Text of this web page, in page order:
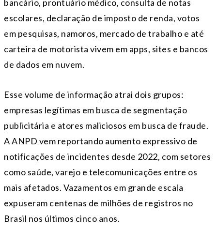
bancário, prontuário médico, consulta de notas
escolares, declaração de imposto de renda, votos
em pesquisas, namoros, mercado de trabalho e até
carteira de motorista vivem em apps, sites e bancos
de dados em nuvem.
Esse volume de informação atrai dois grupos:
empresas legítimas em busca de segmentação
publicitária e atores maliciosos em busca de fraude.
A ANPD vem reportando aumento expressivo de
notificações de incidentes desde 2022, com setores
como saúde, varejo e telecomunicações entre os
mais afetados. Vazamentos em grande escala
expuseram centenas de milhões de registros no
Brasil nos últimos cinco anos.